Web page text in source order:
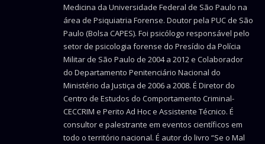
Medicina da Universidade Federal de São Paulo na
área de Psiquiatria Forense. Doutor pela PUC de São
Paulo (Bolsa CAPES). Foi psicólogo responsável pelo
setor de psicologia forense do Presídio da Polícia
Militar de São Paulo de 2004 a 2012 e Colaborador
do Departamento Penitenciário Nacional do
Ministério da Justiça de 2006 a 2008. É Diretor do
Centro de Estudos do Comportamento Criminal-
CECCRIM e Perito Ad Hoc e Assistente Técnico. É
consultor e palestrante em eventos científicos em
todo o território nacional. É autor do livro “Se o Mal